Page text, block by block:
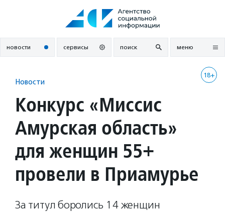
новости сервисы поиск меню
18+
Новости
Конкурс «Миссис
Амурская область»
для женщин 55+
провели в Приамурье
За титул боролись 14 женщин